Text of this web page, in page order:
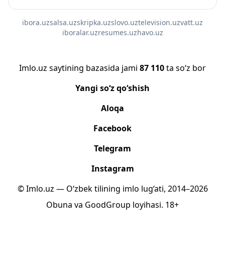
ibora.uzsalsa.uzskripka.uzslovo.uztelevision.uzvatt.uz
iboralar.uzresumes.uzhavo.uz
Imlo.uz saytining bazasida jami 87 110ta so‘z bor
Yangi so‘z qo‘shish
Aloqa
Facebook
Telegram
Instagram
© Imlo.uz — O‘zbek tilining imlo lug‘ati, 2014–2026
Obuna va GoodGroup loyihasi. 18+